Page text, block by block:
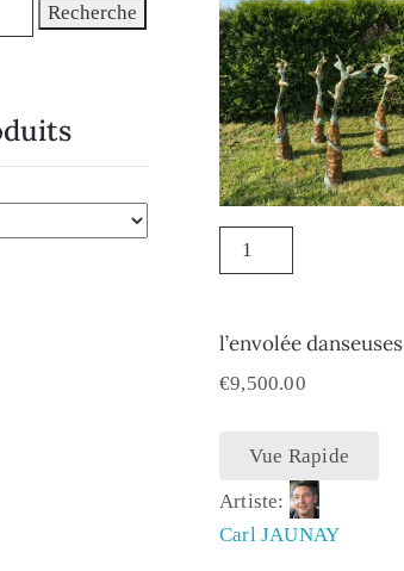
l’envolée danseuses
€9,500.00
Vue Rapide
Artiste:
Carl JAUNAY
Recherche